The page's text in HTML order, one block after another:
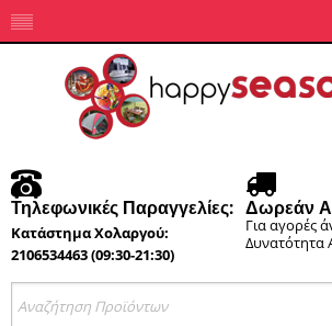
Τηλεφωνικές Παραγγελίες:
Κατάστημα Χολαργού:
2106534463 (09:30-21:30)
Δωρεάν
Για αγορές
Δυνατότητα